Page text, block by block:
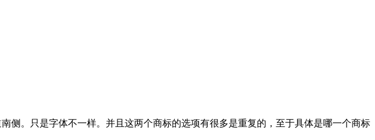
侧。只是字体不一样。并且这两个商标的选项有很多是重复的，至于具体是哪一个商标